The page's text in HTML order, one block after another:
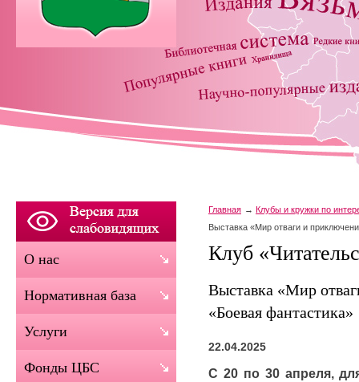
Главная
Клубы и кружки по
Выставка «Мир отваги и
Клуб
Выставка «Мир
«Боевая фантастика»
22.04.2025
С 20 по 30 апреля,
О нас
Нормативная база
Услуги
Фонды ЦБС